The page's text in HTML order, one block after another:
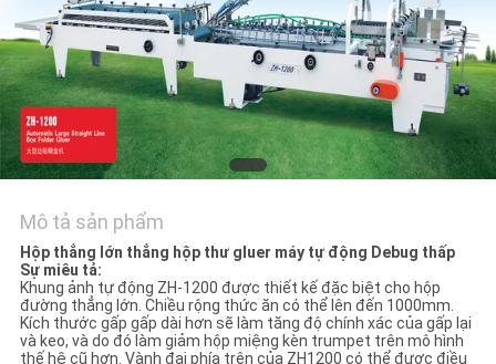
YÊU
CẦU
BÁO
GIÁ
SƠ
ĐỒ
TRANG
Mô tả sản phẩm
Hộp thẳng lớn thẳng hộp thư gluer máy tự động Debug thấp
Sự miêu tả:
Khung ảnh tự động ZH-1200 được thiết kế đặc biệt cho hộp
đường thẳng lớn. Chiều rộng thức ăn có thể lên đến 1000mm.
Kích thước gấp gấp dài hơn sẽ làm tăng độ chính xác của gấp lại
và keo, và do đó làm giảm hộp miệng kèn trumpet trên mô hình
thế hệ cũ hơn. Vành đai phía trên của ZH1200 có thể được điều